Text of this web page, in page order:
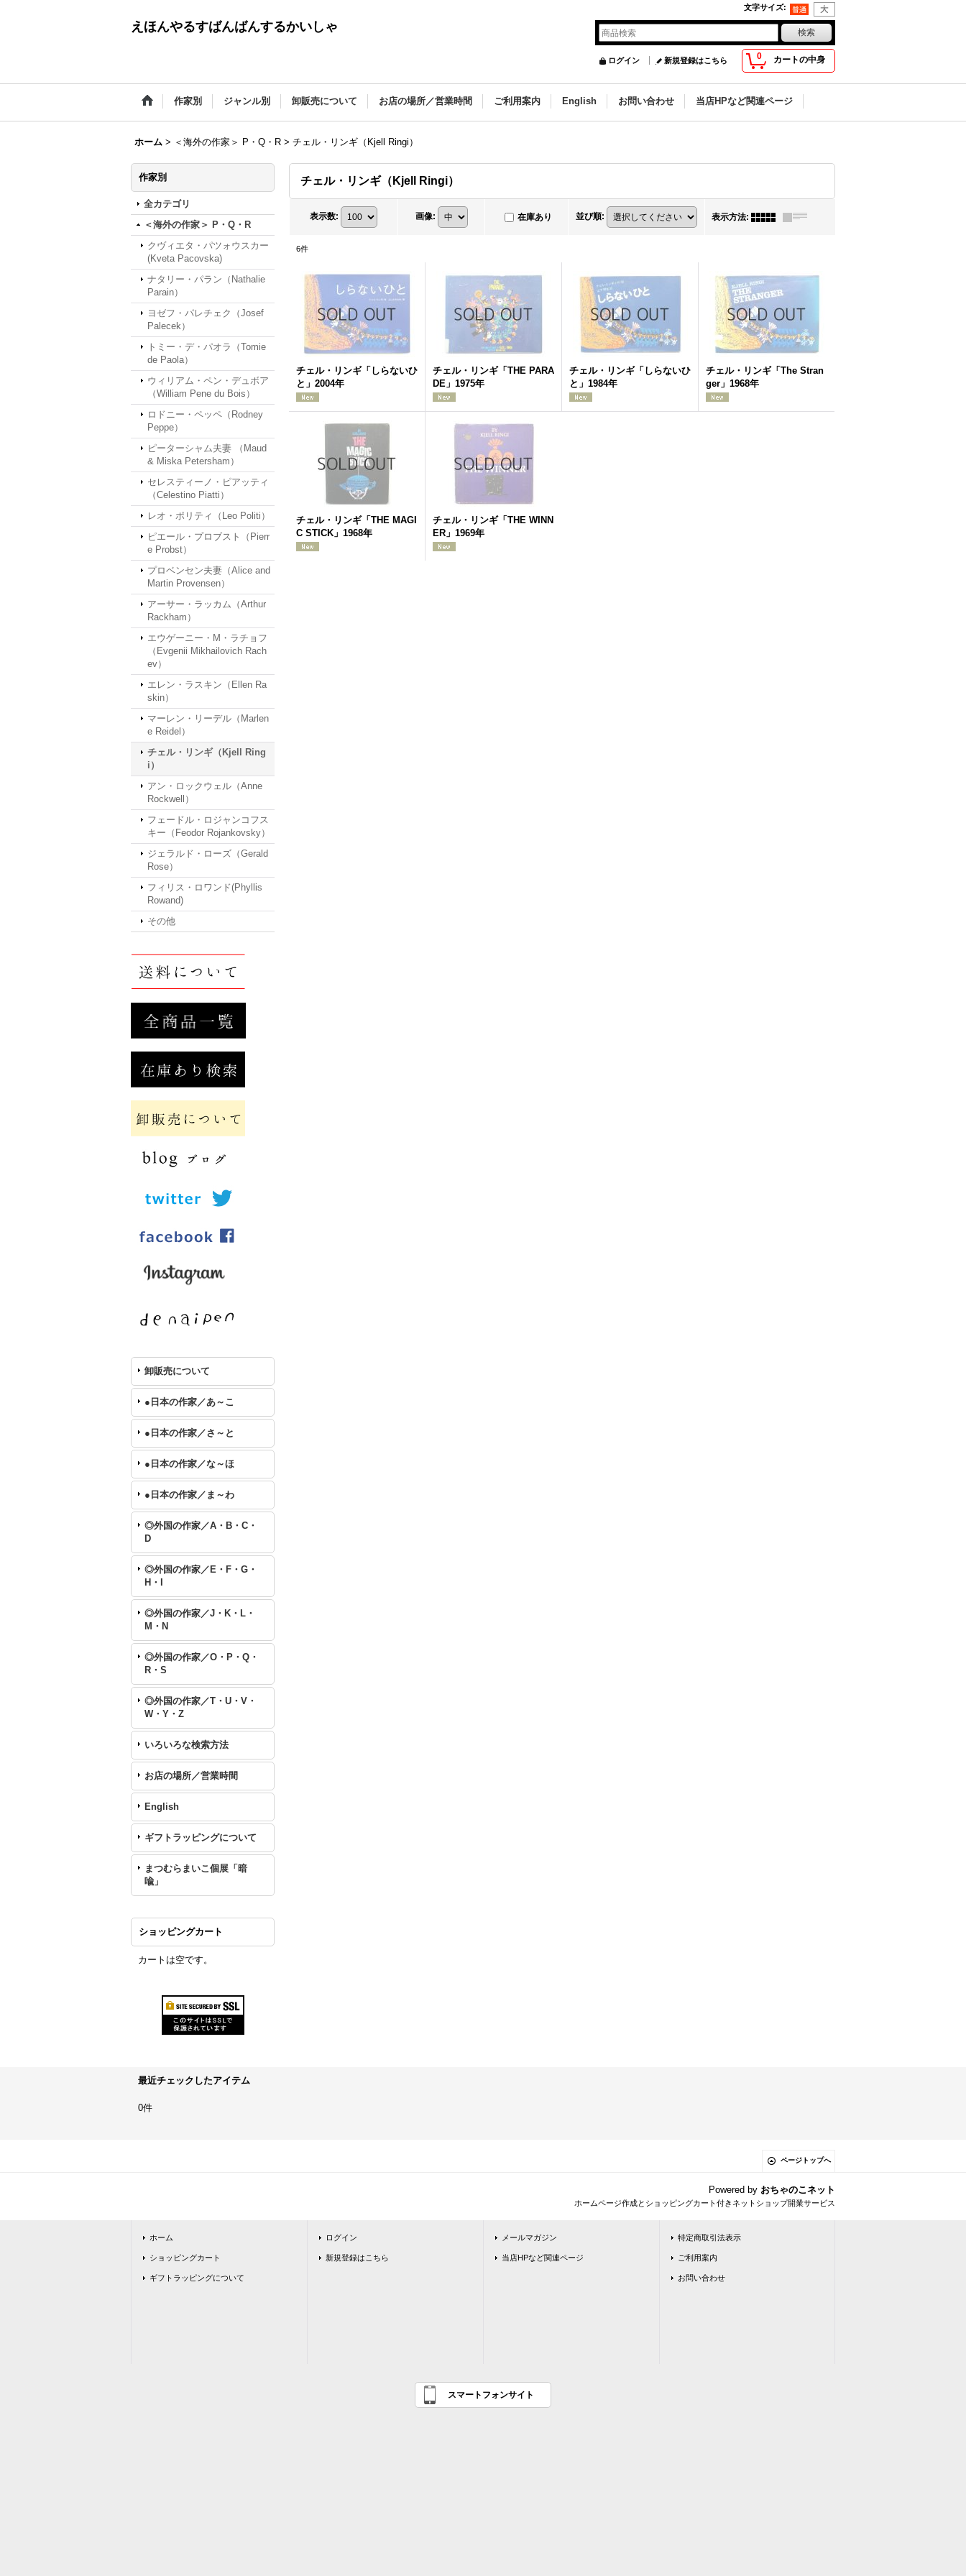
文字サイズ:
えほんやるすばんばんするかいしゃ
0 カートの中身
ログイン 新規登録はこちら
作家別 ジャンル別 卸販売について お店の場所／営業時間 ご利用案内 English お問い合わせ 当店HPなど関連ページ
ホーム > ＜海外の作家＞ P・Q・R > チェル・リンギ（Kjell Ringi）
作家別
全カテゴリ
＜海外の作家＞ P・Q・R
クヴィエタ・パツォウスカー
(Kveta Pacovska)
ナタリー・パラン（Nathalie
Parain）
ヨゼフ・パレチェク（Josef
Palecek）
トミー・デ・パオラ（Tomie
de Paola）
ウィリアム・ペン・デュボア
（William Pene du Bois）
ロドニー・ペッペ（Rodney
Peppe）
ピーターシャム夫妻 （Maud
& Miska Petersham）
セレスティーノ・ピアッティ
（Celestino Piatti）
レオ・ポリティ（Leo Politi）
ピエール・プロブスト（Pierr
e Probst）
プロベンセン夫妻（Alice and
Martin Provensen）
アーサー・ラッカム（Arthur
Rackham）
エウゲーニー・M・ラチョフ
（Evgenii Mikhailovich Rach
ev）
エレン・ラスキン（Ellen Ra
skin）
マーレン・リーデル（Marlen
e Reidel）
チェル・リンギ（Kjell Ring
i）
アン・ロックウェル（Anne
Rockwell）
フェードル・ロジャンコフス
キー（Feodor Rojankovsky）
ジェラルド・ローズ（Gerald
Rose）
フィリス・ロワンド(Phyllis
Rowand)
その他
卸販売について
●日本の作家／あ～こ
●日本の作家／さ～と
●日本の作家／な～ほ
●日本の作家／ま～わ
◎外国の作家／A・B・C・
D
◎外国の作家／E・F・G・
H・I
◎外国の作家／J・K・L・
M・N
◎外国の作家／O・P・Q・
R・S
◎外国の作家／T・U・V・
W・Y・Z
いろいろな検索方法
お店の場所／営業時間
English
ギフトラッピングについて
まつむらまいこ個展「暗
喩」
ショッピングカート
カートは空です。
チェル・リンギ（Kjell Ringi）
表示数: 画像: 在庫あり 並び順: 表示方法:
6件
チェル・リンギ「しらないひ
と」2004年
チェル・リンギ「THE PARA
DE」1975年
チェル・リンギ「しらないひ
と」1984年
チェル・リンギ「The Stran
ger」1968年
チェル・リンギ「THE MAGI
C STICK」1968年
チェル・リンギ「THE WINN
ER」1969年
最近チェックしたアイテム
0件
ページトップへ
Powered by おちゃのこネット
ホームページ作成とショッピングカート付きネットショップ開業サービス
ホーム
ショッピングカート
ギフトラッピングについて
ログイン
新規登録はこちら
メールマガジン
当店HPなど関連ページ
特定商取引法表示
ご利用案内
お問い合わせ
スマートフォンサイト